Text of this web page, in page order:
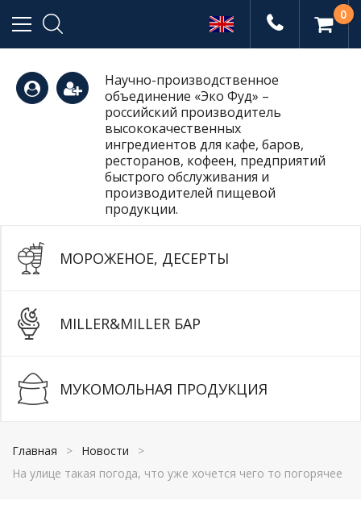
(495)
665-
0
Научно-производственное
объединение «Эко Фуд» –
российский производитель
высококачественных
ингредиентов для кафе, баров,
ресторанов, кофеен, предприятий
быстрого обслуживания и
производителей пищевой
продукции.
МОРОЖЕНОЕ, ДЕСЕРТЫ
MILLER&MILLER БАР
МУКОМОЛЬНАЯ ПРОДУКЦИЯ
Главная > Новости
>
На улице такая погода, что уже хочется чего то погорячее